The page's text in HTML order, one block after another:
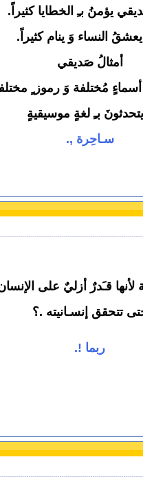
يؤمنُ بـِ الخطايا كثيراً.
النساء وَ ينام كثيراً.
أمثالُ صَديقي
أسماءٍ مُختلفة وَ رموز
بـِ لغةٍ موسيقيةٍ
سـاحِرة ,.
قـَدرٌ أزليٌ على
تتحقق إنسـانيته .؟
ربما !.